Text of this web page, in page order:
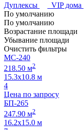
Дуплексы
VIP дома
По умолчанию
По умолчанию
Возрастание площади
Убывание площади
Очистить фильтры
МС-240
218.50 м2
15.3х10.8 м
4
Цена по запросу
БП-265
247.90 м2
16.2х15.0 м